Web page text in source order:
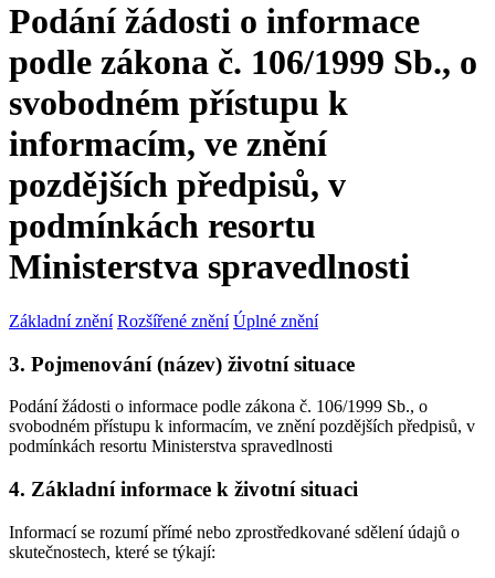
Podání žádosti o informace
podle zákona č. 106/1999 Sb., o
svobodném přístupu k
informacím, ve znění
pozdějších předpisů, v
podmínkách resortu
Ministerstva spravedlnosti
Základní znění Rozšířené znění Úplné znění
3. Pojmenování (název) životní situace
Podání žádosti o informace podle zákona č. 106/1999 Sb., o
svobodném přístupu k informacím, ve znění pozdějších předpisů, v
podmínkách resortu Ministerstva spravedlnosti
4. Základní informace k životní situaci
Informací se rozumí přímé nebo zprostředkované sdělení údajů o
skutečnostech, které se týkají: